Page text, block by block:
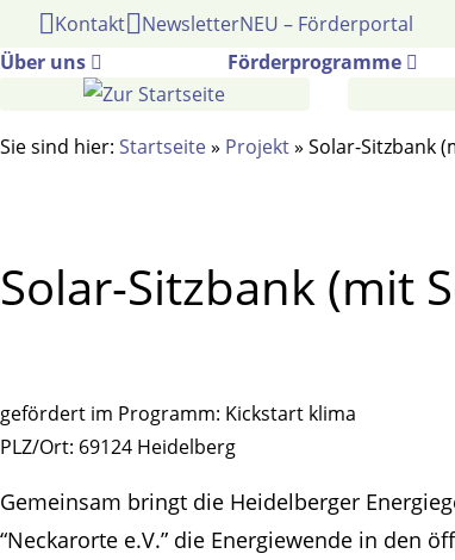
Gehe
Inhalt
Kontakt NewsletterNEU – Förderportal
Über uns
Förderprogramme
Sie sind hier: Startseite» Projekt» Solar-Sitzbank
Solar-Sitzbank (mit
gefördert im Programm: Kickstart klima
PLZ/Ort: 69124 Heidelberg
Gemeinsam bringt die Heidelberger
“Neckarorte e.V.” die Energiewende in den